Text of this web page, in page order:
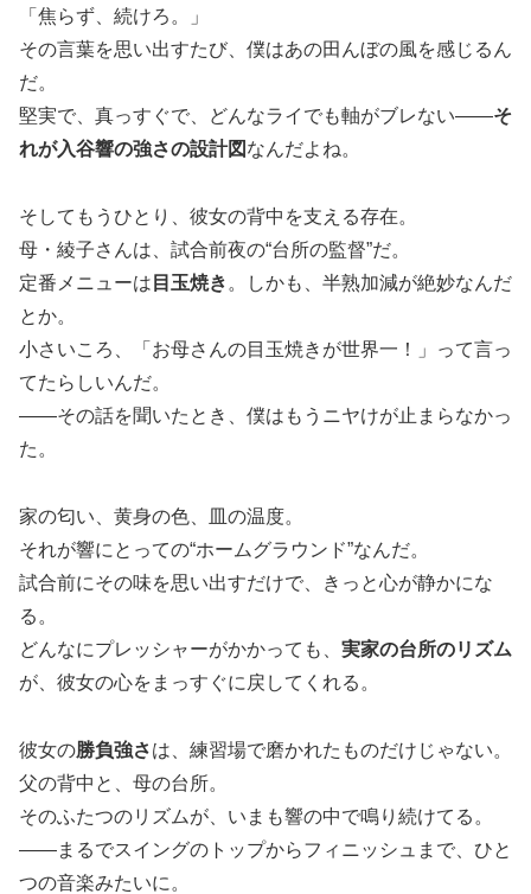
「焦らず、続けろ。」
その言葉を思い出すたび、僕はあの田んぼの風を感じるん
だ。
堅実で、真っすぐで、どんなライでも軸がブレない――そ
れが入谷響の強さの設計図 なんだよね。
そしてもうひとり、彼女の背中を支える存在。
母・綾子さんは、試合前夜の“台所の監督”だ。
定番メニューは 目玉焼き 。しかも、半熟加減が絶妙なんだ
とか。
小さいころ、「お母さんの目玉焼きが世界一！」って言っ
てたらしいんだ。
――その話を聞いたとき、僕はもうニヤけが止まらなかっ
た。
家の匂い、黄身の色、皿の温度。
それが響にとっての“ホームグラウンド”なんだ。
試合前にその味を思い出すだけで、きっと心が静かにな
る。
どんなにプレッシャーがかかっても、 実家の台所のリズム
が、彼女の心をまっすぐに戻してくれる。
彼女の勝負強さは、練習場で磨かれたものだけじゃない。
父の背中と、母の台所。
そのふたつのリズムが、いまも響の中で鳴り続けてる。
――まるでスイングのトップからフィニッシュまで、ひと
つの音楽みたいに。